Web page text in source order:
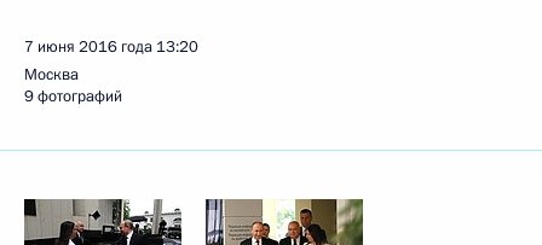
7 июня 2016 года 13:20
Москва
9 фотографий